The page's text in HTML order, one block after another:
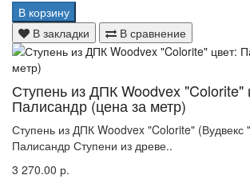
В корзину
В закладки
В сравнение
Ступень из ДПК Woodvex "Colorite"
Палисандр (цена за метр)
Ступень из ДПК Woodvex "Colorite" (Вудвекс
Палисандр Ступени из древе..
3 270.00 р.